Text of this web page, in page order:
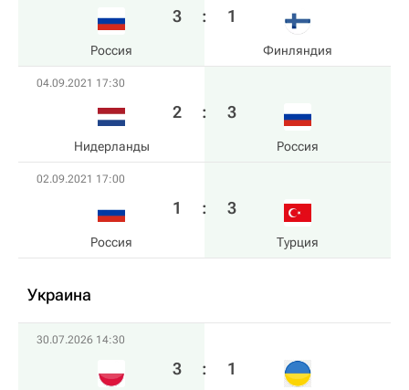
Россия
3 : 1
Финляндия
04.09.2021 17:30
Нидерланды
2 : 3
Россия
02.09.2021 17:00
Россия
1 : 3
Турция
Украина
30.07.2026 14:30
3 : 1